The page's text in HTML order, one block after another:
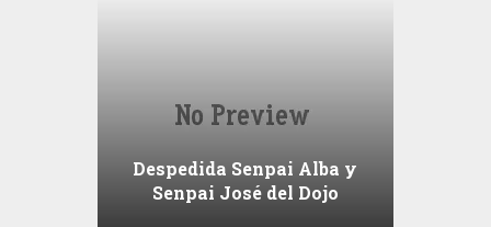
Despedida Senpai Alba y
Senpai José del Dojo